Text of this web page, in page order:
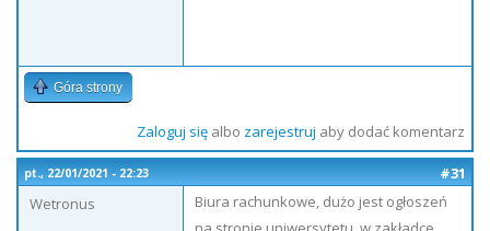
Góra strony
Zaloguj sięalbo zarejestruj aby dodać komentarz
pt., 22/01/2021 - 22:23
#31
Wetronus
Biura rachunkowe, dużo jest ogłoszeń